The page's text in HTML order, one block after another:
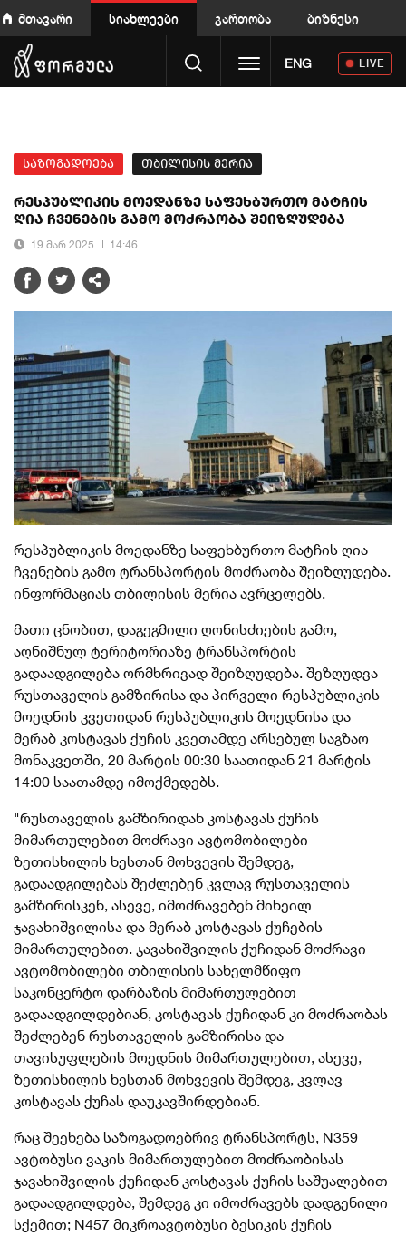
მთავარი სიახლეები გართობა ბიზნესი
Toggle navigation
ENG LIVE
საზოგადოება თბილისის მერია
რესპუბლიკის მოედანზე საფეხბურთო მატჩის
ღია ჩვენების გამო მოძრაობა შეიზღუდება
19 მარ 2025 14:46
რესპუბლიკის მოედანზე საფეხბურთო მატჩის ღია
ჩვენების გამო ტრანსპორტის მოძრაობა შეიზღუდება.
ინფორმაციას თბილისის მერია ავრცელებს.
მათი ცნობით, დაგეგმილი ღონისძიების გამო,
აღნიშნულ ტერიტორიაზე ტრანსპორტის
გადაადგილება ორმხრივად შეიზღუდება. შეზღუდვა
რუსთაველის გამზირისა და პირველი რესპუბლიკის
მოედნის კვეთიდან რესპუბლიკის მოედნისა და
მერაბ კოსტავას ქუჩის კვეთამდე არსებულ საგზაო
მონაკვეთში, 20 მარტის 00:30 საათიდან 21 მარტის
14:00 საათამდე იმოქმედებს.
"რუსთაველის გამზირიდან კოსტავას ქუჩის
მიმართულებით მოძრავი ავტომობილები
ზეთისხილის ხესთან მოხვევის შემდეგ,
გადაადგილებას შეძლებენ კვლავ რუსთაველის
გამზირისკენ, ასევე, იმოძრავებენ მიხეილ
ჯავახიშვილისა და მერაბ კოსტავას ქუჩების
მიმართულებით. ჯავახიშვილის ქუჩიდან მოძრავი
ავტომობილები თბილისის სახელმწიფო
საკონცერტო დარბაზის მიმართულებით
გადაადგილდებიან, კოსტავას ქუჩიდან კი მოძრაობას
შეძლებენ რუსთაველის გამზირისა და
თავისუფლების მოედნის მიმართულებით, ასევე,
ზეთისხილის ხესთან მოხვევის შემდეგ, კვლავ
კოსტავას ქუჩას დაუკავშირდებიან.
რაც შეეხება საზოგადოებრივ ტრანსპორტს, N359
ავტობუსი ვაკის მიმართულებით მოძრაობისას
ჯავახიშვილის ქუჩიდან კოსტავას ქუჩის საშუალებით
გადაადგილდება, შემდეგ კი იმოძრავებს დადგენილი
სქემით; N457 მიკროავტობუსი ბესიკის ქუჩის